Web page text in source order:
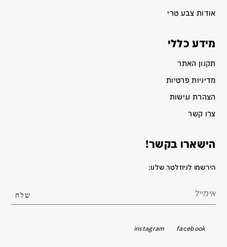
אודות צבע טרי
מידע כללי
תקנון האתר
מדיניות פרטיות
הצהרת נגישות
צרו קשר
הישארו בקשר!
הירשמו לניוזלטר שלנו:
facebook
instagram